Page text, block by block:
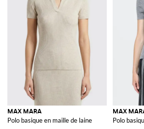
MAX MARA
Polo basique en maille de laine
MAX
Polo